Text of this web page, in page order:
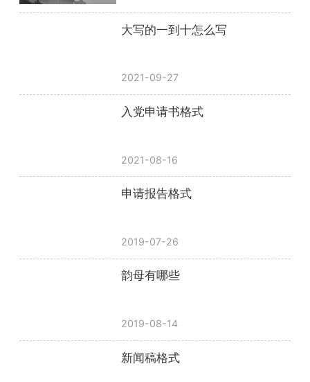
大写的一到十怎么写
2021-09-27
入党申请书格式
2021-08-16
申请报告格式
2019-07-26
韵母有哪些
2019-08-14
新闻稿格式